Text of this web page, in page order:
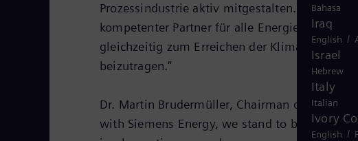
Prozessindustrie aktiv mitgestalten. Unser
kompetenter Partner für alle Energiesysteme
gleichzeitig zum Erreichen der
beizutragen.“
Dr. Martin Brudermüller, Chairman of the
with Siemens Energy, we stand to benefit
Bahasa
Iraq
English /
Israel
Hebrew
Italy
Italian
Ivory
English /